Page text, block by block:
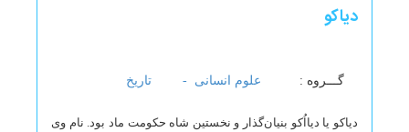
دیاکو
گـــروه : علوم انسانی - تاریخ
دیاکو یا دیااُکو بنیان‌گذار و نخستین شاه حکومت ماد بود. نام وی